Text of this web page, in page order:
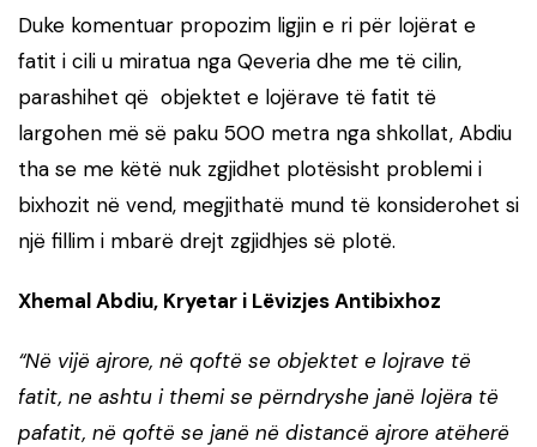
Duke komentuar propozim ligjin e ri për lojërat e
fatit i cili u miratua nga Qeveria dhe me të cilin,
parashihet që objektet e lojërave të fatit të
largohen më së paku 500 metra nga shkollat, Abdiu
tha se me këtë nuk zgjidhet plotësisht problemi i
bixhozit në vend, megjithatë mund të konsiderohet si
një fillim i mbarë drejt zgjidhjes së plotë.
Xhemal Abdiu, Kryetar i Lëvizjes Antibixhoz
“Në vijë ajrore, në qoftë se objektet e lojrave të
fatit, ne ashtu i themi se përndryshe janë lojëra të
pafatit, në qoftë se janë në distancë ajrore atëherë